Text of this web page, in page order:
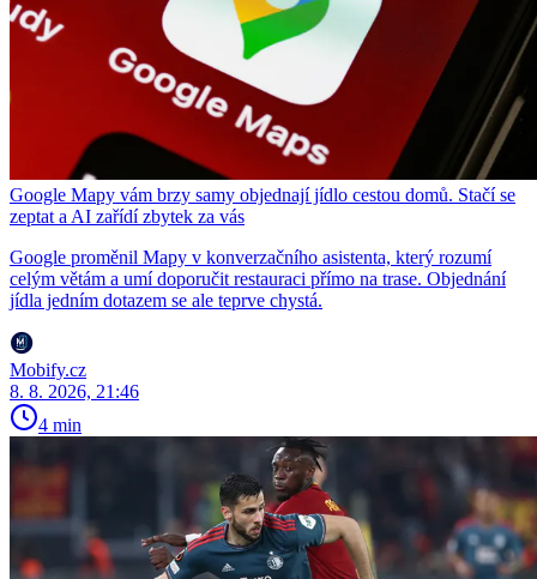
Google Mapy vám brzy samy objednají jídlo cestou domů. Stačí se
zeptat a AI zařídí zbytek za vás
Google proměnil Mapy v konverzačního asistenta, který rozumí
celým větám a umí doporučit restauraci přímo na trase. Objednání
jídla jedním dotazem se ale teprve chystá.
Mobify.cz
8. 8. 2026, 21:46
4 min